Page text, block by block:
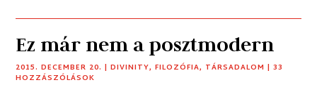
Ez már nem a posztmodern
2015. DECEMBER 20. |DIVINITY,FILOZÓFIA, TÁRSADALOM | 33
HOZZÁSZÓLÁSOK